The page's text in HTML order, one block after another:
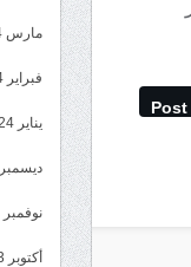
Post
مارس 2024
فبراير 2024
يناير 2024
ديسمبر 2023
نوفمبر 2023
أكتوبر 2023